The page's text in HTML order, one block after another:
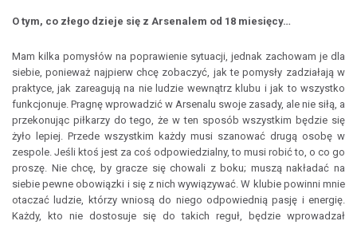
O tym, co złego dzieje się z Arsenalem od 18 miesięcy…
Mam kilka pomysłów na poprawienie sytuacji, jednak zachowam je dla
siebie, ponieważ najpierw chcę zobaczyć, jak te pomysły zadziałają w
praktyce, jak zareagują na nie ludzie wewnątrz klubu i jak to wszystko
funkcjonuje. Pragnę wprowadzić w Arsenalu swoje zasady, ale nie siłą, a
przekonując piłkarzy do tego, że w ten sposób wszystkim będzie się
żyło lepiej. Przede wszystkim każdy musi szanować drugą osobę w
zespole. Jeśli ktoś jest za coś odpowiedzialny, to musi robić to, o co go
proszę. Nie chcę, by gracze się chowali z boku; muszą nakładać na
siebie pewne obowiązki i się z nich wywiązywać. W klubie powinni mnie
otaczać ludzie, którzy wniosą do niego odpowiednią pasję i energię.
Każdy, kto nie dostosuje się do takich reguł, będzie wprowadzał